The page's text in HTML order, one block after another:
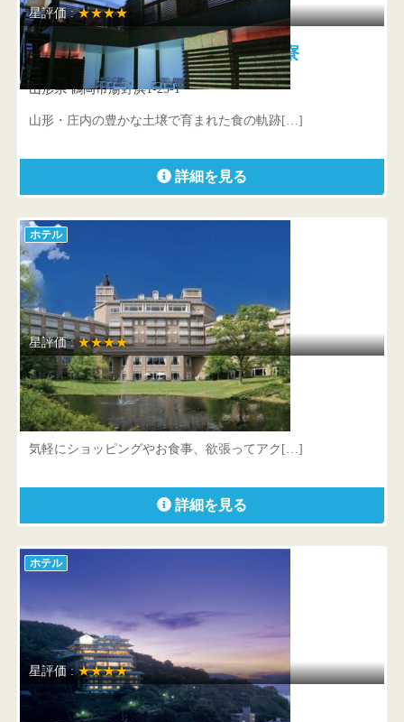
星評価 :★★★★
タカミヤ湯の浜テラス 西洋茶寮
山形県 鶴岡市湯野浜1-25-1
山形・庄内の豊かな土壌で育まれた食の軌跡[…]
詳細を見る
ホテル
星評価 :★★★★
仙台ロイヤルパークホテル
宮城県 仙台市泉区寺岡6-2-1
気軽にショッピングやお食事、欲張ってアク[…]
詳細を見る
ホテル
星評価 :★★★★
喜代美山荘 花樹海